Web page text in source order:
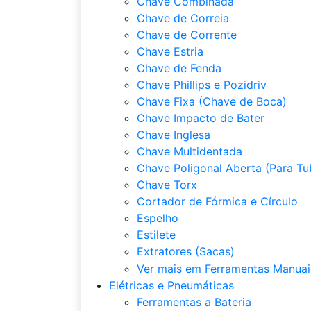
Chave de Correia
Chave de Corrente
Chave Estria
Chave de Fenda
Chave Phillips e Pozidriv
Chave Fixa (Chave de Boca)
Chave Impacto de Bater
Chave Inglesa
Chave Multidentada
Chave Poligonal Aberta (Para
Chave Torx
Cortador de Fórmica e Círculo
Espelho
Estilete
Extratores (Sacas)
Ver mais em Ferramentas
Elétricas e Pneumáticas
Ferramentas a Bateria